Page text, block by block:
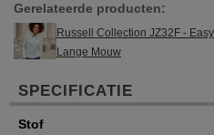
Gerelateerde producten:
Russell Collection JZ32F -
Lange Mouw
SPECIFICATIE
Stof